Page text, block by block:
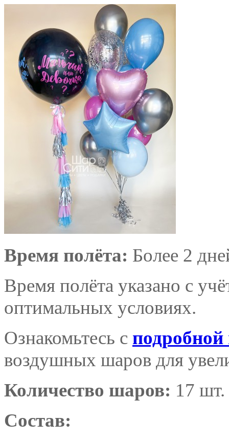
Время полёта: Более 2
Время полёта указано с
оптимальных условиях.
Ознакомьтесь с
воздушных шаров для
Количество шаров: 17 шт.
Состав: